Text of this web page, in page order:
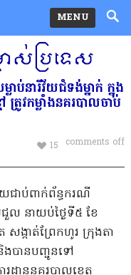
MENU
ប់នារីវ័យជំទង់ម្នាក់ ក្នុង
ត្រូវកម្លាំងនគរបាលចាប់
comments off
15
ជាប់ពាក់ព័ន្ធករណី
ជួល នាយប់ថ្ងៃទី៥ ខែ
ង្កាត់ព្រែកហូរ ក្រុងតា
ងបានបញ្ជូនទៅ
ឋាននគរបាលខេត្ត